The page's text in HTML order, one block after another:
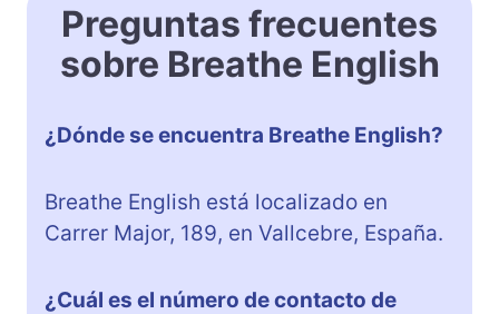
Preguntas frecuentes
sobre Breathe English
¿Dónde se encuentra Breathe English?
Breathe English está localizado en
Carrer Major, 189, en Vallcebre, España.
¿Cuál es el número de contacto de